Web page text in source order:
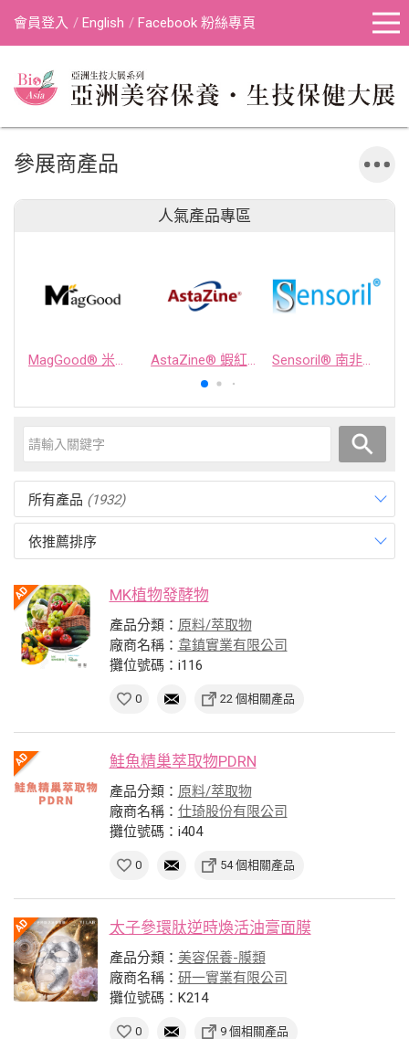
會員登入 English Facebook 粉絲專頁
參展商產品
人氣產品專區
MagGood® 米源鎂® 米糠濃縮物 AstaZine® 蝦紅素 Sensoril® 南非醉茄萃取物
所有產品 (1932)
依推薦排序
MK植物發酵物
產品分類： 原料/萃取物
廠商名稱： 韋鎮實業有限公司
攤位號碼：i116
0 22 個相關產品
鮭魚精巢萃取物PDRN
產品分類： 原料/萃取物
廠商名稱： 仕琦股份有限公司
攤位號碼：i404
0 54 個相關產品
太子參環肽逆時煥活油膏面膜
產品分類： 美容保養-膜類
廠商名稱： 研一實業有限公司
攤位號碼：K214
0 9 個相關產品